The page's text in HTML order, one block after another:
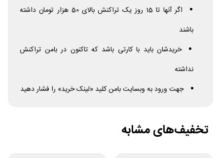
اگر آنها تا 15 روز یک تراکنش بالای 50 هزار تومان داشته
باشند
خریدشان باید با کارتی باشد که تاکنون در بامن تراکنش
نداشته
جهت ورود به وبسایت بامن کلید «لینک خرید» را فشار دهید
تخفیف‌های مشابه